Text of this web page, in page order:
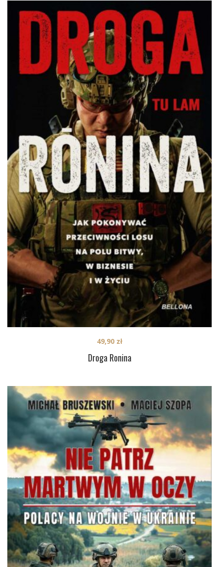
Droga Ronina
49,90 zł